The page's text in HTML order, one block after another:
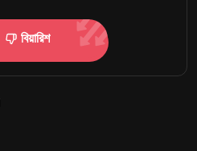
বিয়ারিশ